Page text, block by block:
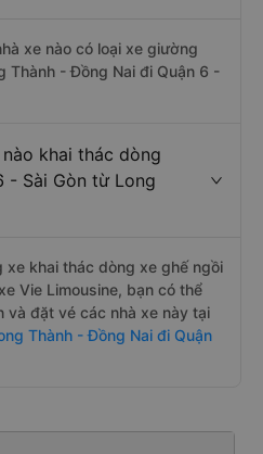
xe nào có loại xe giường
Thành - Đồng Nai đi Quận 6 -
khai thác dòng
- Sài Gòn từ Long
xe khai thác dòng xe ghế ngồi
Vie Limousine, bạn có thể
và đặt vé các nhà xe này tại
Thành - Đồng Nai đi Quận